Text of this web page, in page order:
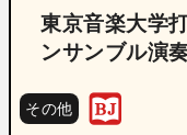
東京音楽大学
ンサンブル演
その他